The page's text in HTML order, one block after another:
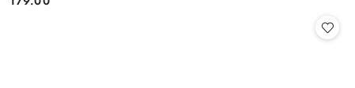
Cena: